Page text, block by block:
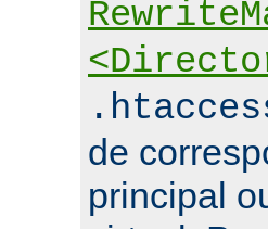
de
principal